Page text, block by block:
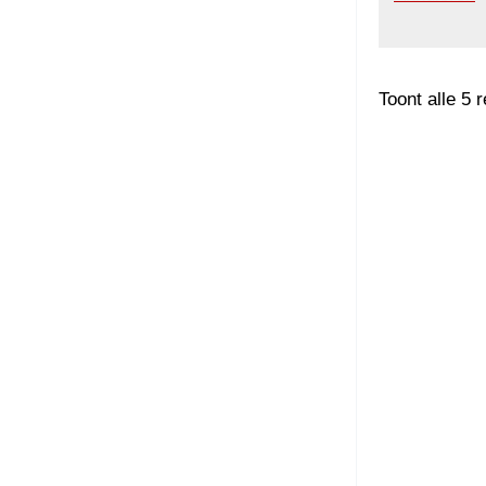
Toont alle 5